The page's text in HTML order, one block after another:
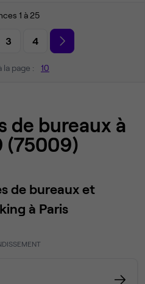
1 à 25
3 4
la page : 10
de bureaux à
(75009)
de bureaux et
à Paris